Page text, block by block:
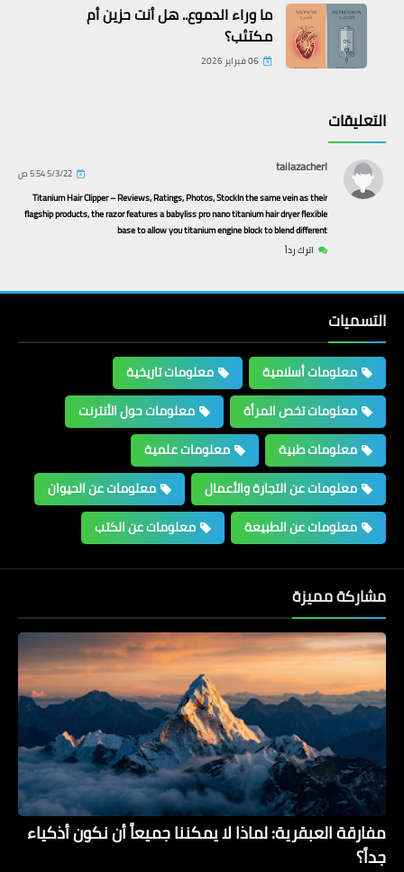
معلومات تاريخية
أقدم نظام نجمي
معلومات تخص المرأة
رجيم زيت الزيتون والليمون
معلومات تاريخية
لمحة في علم الفلك
ما وراء الدموع.. هل أنت حزين أم
مكتئب؟
06 فبراير 2026
التعليقات
tailazacherl 5/3/22 5:54 ص
Titanium Hair Clipper – Reviews, Ratings, Photos, StockIn the same vein as their
flagship products, the razor features a babyliss pro nano titanium hair dryer flexible
base to allow you titanium engine block to blend different
اترك رداً
التسميات
معلومات أسلامية
معلومات تاريخية
معلومات تخص المرأة
معلومات حول الأنترنت
معلومات طبية
معلومات علمية
معلومات عن التجارة والأعمال
معلومات عن الحيوان
معلومات عن الطبيعة
معلومات عن الكتب
مشاركة مميزة
مفارقة العبقرية: لماذا لا يمكننا جميعاً أن نكون أذكياء
جداً؟